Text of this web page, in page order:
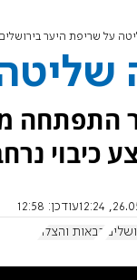
על שריפת היער בירושלים
התפתחה
כיבוי
עודכן: 12:58
כבאות והצלה